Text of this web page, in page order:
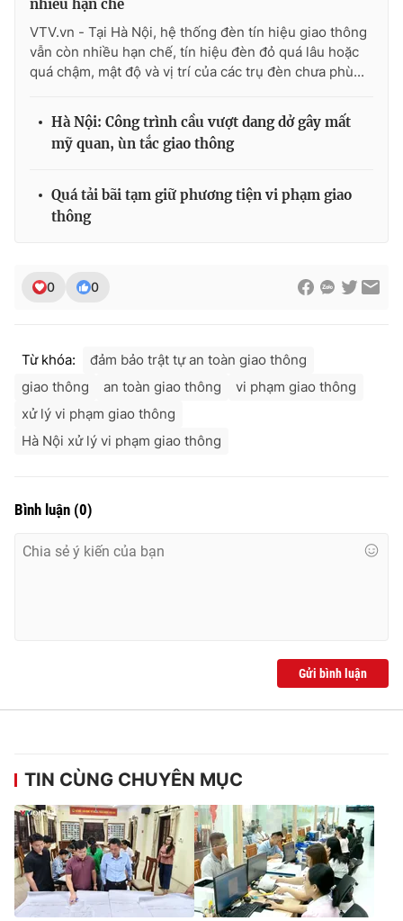
Ðiện thoại Thời báo VTV:
Email:toasoan@vtv.vn
Liên hệ quảng cáo:024-7300.7108
nhiều hạn chế
VTV.vn - Tại Hà Nội, hệ thống đèn tín hiệu giao thông
vẫn còn nhiều hạn chế, tín hiệu đèn đỏ quá lâu hoặc
quá chậm, mật độ và vị trí của các trụ đèn chưa phù...
Hà Nội: Công trình cầu vượt dang dở gây mất
mỹ quan, ùn tắc giao thông
Quá tải bãi tạm giữ phương tiện vi phạm giao
thông
0 0
Từ khóa:
đảm bảo trật tự an toàn giao thông
giao thông
an toàn giao thông
vi phạm giao thông
xử lý vi phạm giao thông
Hà Nội xử lý vi phạm giao thông
Bình luận (0)
Gửi bình luận
TIN CÙNG CHUYÊN MỤC